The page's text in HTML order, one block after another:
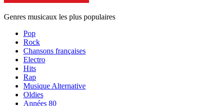
Genres musicaux les plus populaires
Pop
Rock
Chansons françaises
Electro
Hits
Rap
Musique Alternative
Oldies
Années 80